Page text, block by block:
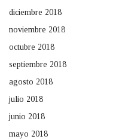
diciembre 2018
noviembre 2018
octubre 2018
septiembre 2018
agosto 2018
julio 2018
junio 2018
mayo 2018